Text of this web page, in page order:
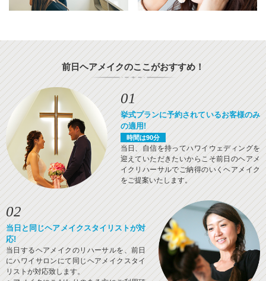
前日ヘアメイクのここがおすすめ！
01
挙式プランに予約されているお客様のみ
の適用!
時間は90分
当日、自信を持ってハワイウェディングを
迎えていただきたいからこそ前日のヘアメ
イクリハーサルでご納得のいくヘアメイク
をご提案いたします。
02
当日と同じヘアメイクスタイリストが対
応!
当日するヘアメイクのリハーサルを、前日
にハワイサロンにて同じヘアメイクスタイ
リストが対応致します。